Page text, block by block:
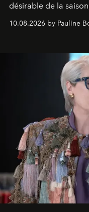
désirable de la
10.08.2026 by Pauline